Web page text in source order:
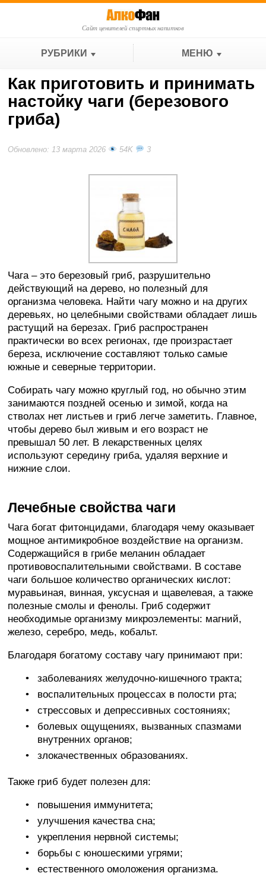
Сайт ценителей спиртных напитков
РУБРИКИ МЕНЮ
Как приготовить и принимать
настойку чаги (березового
гриба)
Обновлено: 13 марта 2026 54K 3
Чага – это березовый гриб, разрушительно
действующий на дерево, но полезный для
организма человека. Найти чагу можно и на других
деревьях, но целебными свойствами обладает лишь
растущий на березах. Гриб распространен
практически во всех регионах, где произрастает
береза, исключение составляют только самые
южные и северные территории.
Собирать чагу можно круглый год, но обычно этим
занимаются поздней осенью и зимой, когда на
стволах нет листьев и гриб легче заметить. Главное,
чтобы дерево был живым и его возраст не
превышал 50 лет. В лекарственных целях
используют середину гриба, удаляя верхние и
нижние слои.
Лечебные свойства чаги
Чага богат фитонцидами, благодаря чему оказывает
мощное антимикробное воздействие на организм.
Содержащийся в грибе меланин обладает
противовоспалительными свойствами. В составе
чаги большое количество органических кислот:
муравьиная, винная, уксусная и щавелевая, а также
полезные смолы и фенолы. Гриб содержит
необходимые организму микроэлементы: магний,
железо, серебро, медь, кобальт.
Благодаря богатому составу чагу принимают при:
заболеваниях желудочно-кишечного тракта;
воспалительных процессах в полости рта;
стрессовых и депрессивных состояниях;
болевых ощущениях, вызванных спазмами
внутренних органов;
злокачественных образованиях.
Также гриб будет полезен для:
повышения иммунитета;
улучшения качества сна;
укрепления нервной системы;
борьбы с юношескими угрями;
естественного омоложения организма.